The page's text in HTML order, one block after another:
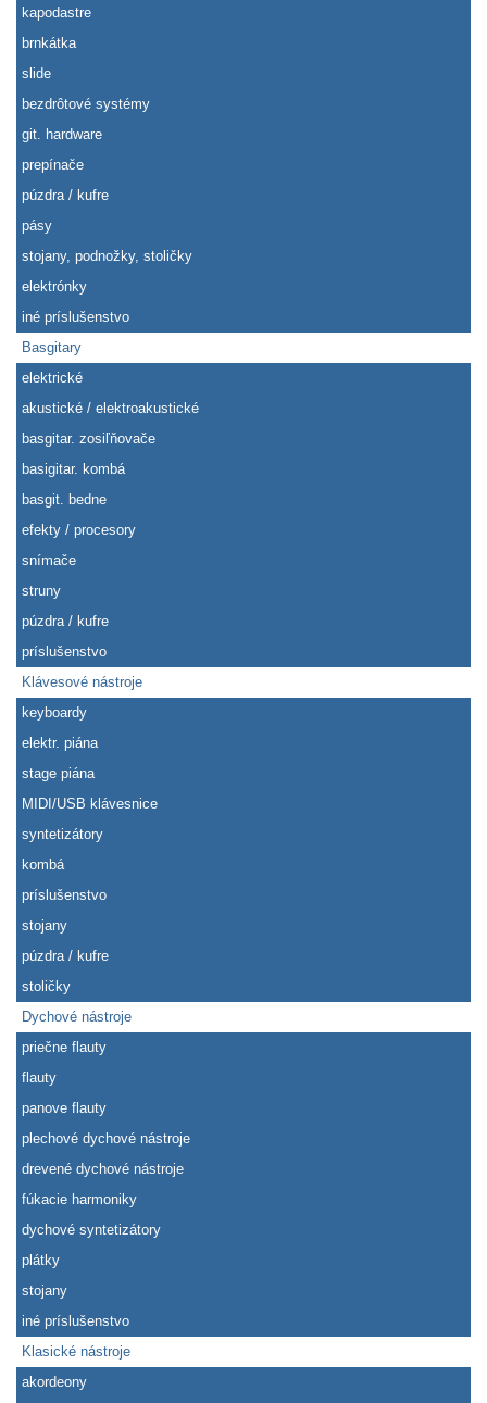
kapodastre
brnkátka
slide
bezdrôtové systémy
git. hardware
prepínače
púzdra / kufre
pásy
stojany, podnožky, stoličky
elektrónky
iné príslušenstvo
Basgitary
elektrické
akustické / elektroakustické
basgitar. zosiľňovače
basigitar. kombá
basgit. bedne
efekty / procesory
snímače
struny
púzdra / kufre
príslušenstvo
Klávesové nástroje
keyboardy
elektr. piána
stage piána
MIDI/USB klávesnice
syntetizátory
kombá
príslušenstvo
stojany
púzdra / kufre
stoličky
Dychové nástroje
priečne flauty
flauty
panove flauty
plechové dychové nástroje
drevené dychové nástroje
fúkacie harmoniky
dychové syntetizátory
plátky
stojany
iné príslušenstvo
Klasické nástroje
akordeony